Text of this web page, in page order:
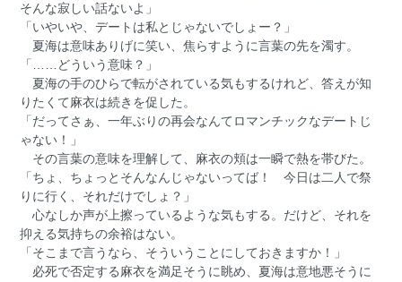
そんな寂しい話ないよ」
「いやいや、デートは私とじゃないでしょー？」
夏海は意味ありげに笑い、焦らすように言葉の先を濁す。
「……どういう意味？」
夏海の手のひらで転がされている気もするけれど、答えが知
りたくて麻衣は続きを促した。
「だってさぁ、一年ぶりの再会なんてロマンチックなデートじ
ゃない！」
その言葉の意味を理解して、麻衣の頬は一瞬で熱を帯びた。
「ちょ、ちょっとそんなんじゃないってば！ 今日は二人で祭
りに行く、それだけでしょ？」
心なしか声が上擦っているような気もする。だけど、それを
抑える気持ちの余裕はない。
「そこまで言うなら、そういうことにしておきますか！」
必死で否定する麻衣を満足そうに眺め、夏海は意地悪そうに